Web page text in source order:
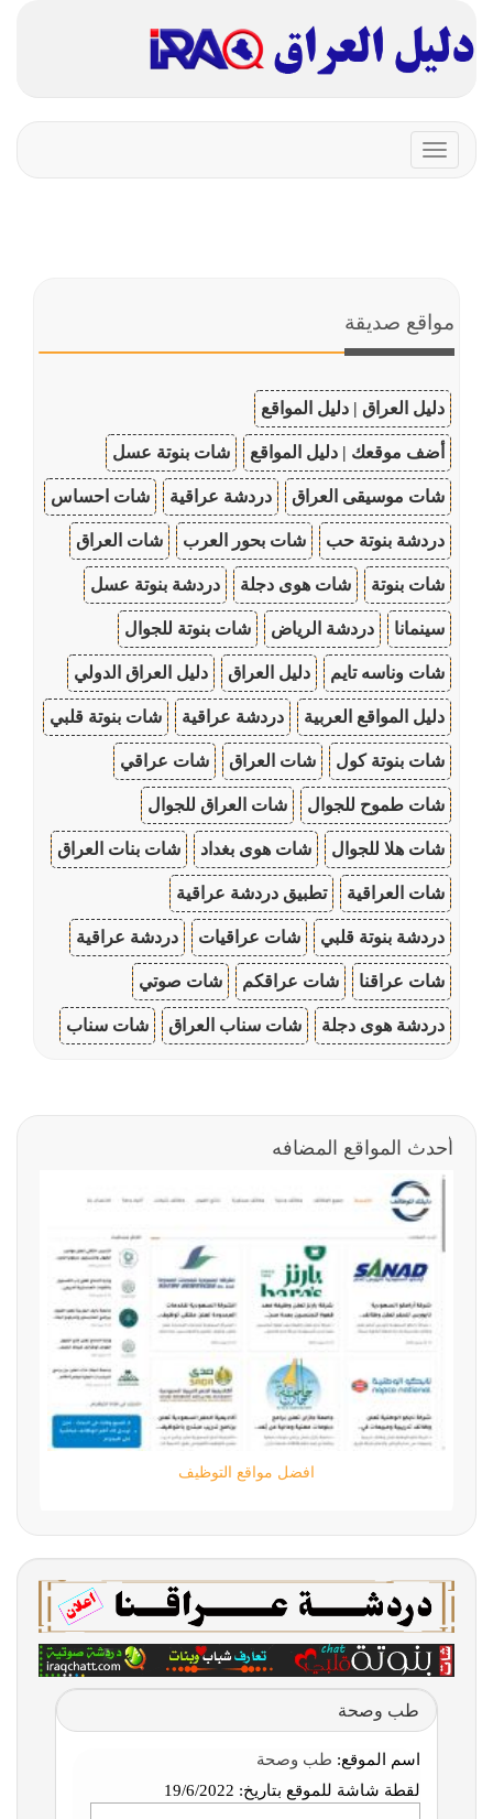
Toggle
navigation
مواقع صديقة
دليل العراق | دليل المواقع
أضف موقعك | دليل المواقع شات بنوتة عسل
شات موسيقى العراق دردشة عراقية شات احساس
دردشة بنوتة حب شات بحور العرب شات العراق
شات بنوتة شات هوى دجلة دردشة بنوتة عسل
سينمانا دردشة الرياض شات بنوتة للجوال
شات وناسه تايم دليل العراق دليل العراق الدولي
دليل المواقع العربية دردشة عراقية شات بنوتة قلبي
شات بنوتة كول شات العراق شات عراقي
شات طموح للجوال شات العراق للجوال
شات هلا للجوال شات هوى بغداد شات بنات العراق
شات العراقية تطبيق دردشة عراقية
دردشة بنوتة قلبي شات عراقيات دردشة عراقية
شات عراقنا شات عراقكم شات صوتي
دردشة هوى دجلة شات سناب العراق شات سناب
أحدث المواقع المضافه
افضل مواقع التوظيف
طب وصحة
اسم الموقع: طب وصحة
لقطة شاشة للموقع بتاريخ: